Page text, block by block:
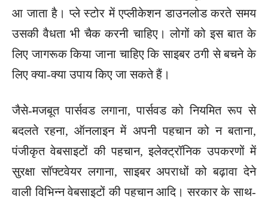
आ जाता है। प्ले स्टोर में एप्लीकेशन डाउनलोड करते समय
उसकी वैधता भी चैक करनी चाहिए। लोगों को इस बात के
लिए जागरूक किया जाना चाहिए कि साइबर ठगी से बचने के
लिए क्या-क्या उपाय किए जा सकते हैं।
जैसे-मजबूत पार्सवड लगाना, पार्सवड को नियमित रूप से
बदलते रहना, ऑनलाइन में अपनी पहचान को न बताना,
पंजीकृत वेबसाइटों की पहचान, इलेक्ट्रॉनिक उपकरणों में
सुरक्षा सॉफ्टवेयर लगाना, साइबर अपराधों को बढ़ावा देने
वाली विभिन्न वेबसाइटों की पहचान आदि। सरकार के साथ-